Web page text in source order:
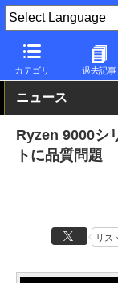
カテゴリ 過去記事
PC Watch 半導体/
ニュース
Ryzen 9000シ
トに品質問題
リス